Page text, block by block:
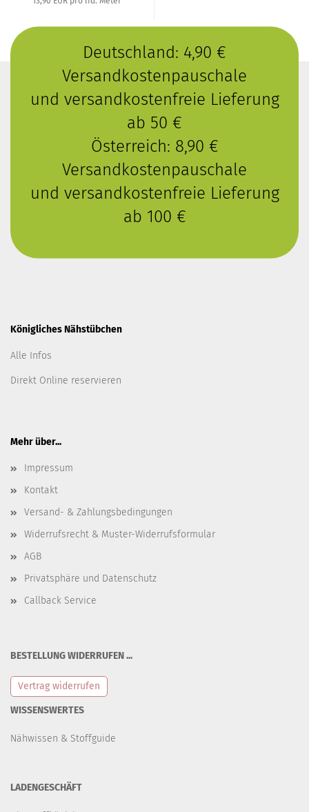
Deutschland: 4,90 €
Versandkostenpauschale
und versandkostenfreie Lieferung
ab 50 €
Österreich: 8,90 €
Versandkostenpauschale
und versandkostenfreie Lieferung
ab 100 €
Königliches Nähstübchen
Alle Infos
Direkt Online reservieren
Mehr über...
Impressum
Kontakt
Versand- & Zahlungsbedingungen
Widerrufsrecht & Muster-Widerrufsformular
AGB
Privatsphäre und Datenschutz
Callback Service
BESTELLUNG WIDERRUFEN ...
Vertrag widerrufen
WISSENSWERTES
Nähwissen & Stoffguide
LADENGESCHÄFT